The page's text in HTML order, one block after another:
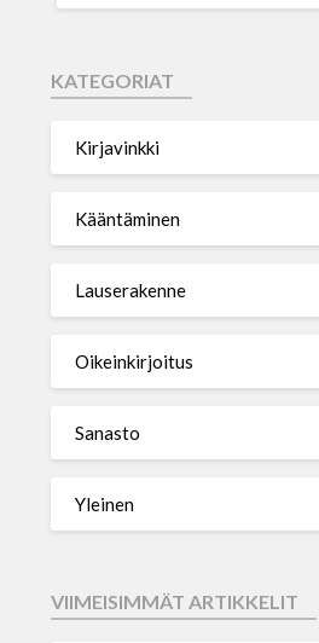
KATEGORIAT
Kirjavinkki
Kääntäminen
Lauserakenne
Oikeinkirjoitus
Sanasto
Yleinen
VIIMEISIMMÄT ARTIKKELIT